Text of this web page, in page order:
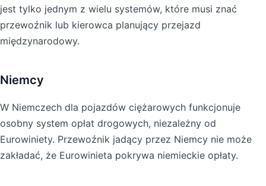
jest tylko jednym z wielu systemów, które musi znać
przewoźnik lub kierowca planujący przejazd
międzynarodowy.
Niemcy
W Niemczech dla pojazdów ciężarowych funkcjonuje
osobny system opłat drogowych, niezależny od
Eurowiniety. Przewoźnik jadący przez Niemcy nie może
zakładać, że Eurowinieta pokrywa niemieckie opłaty.